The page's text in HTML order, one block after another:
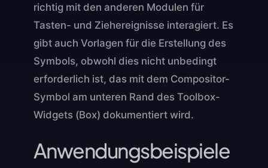
richtig mit den anderen Modulen für
Tasten- und Ziehereignisse interagiert. Es
gibt auch Vorlagen für die Erstellung des
Symbols, obwohl dies nicht unbedingt
erforderlich ist, das mit dem Compositor-
Symbol am unteren Rand des Toolbox-
Widgets (Box) dokumentiert wird.
Anwendungsbeispiele